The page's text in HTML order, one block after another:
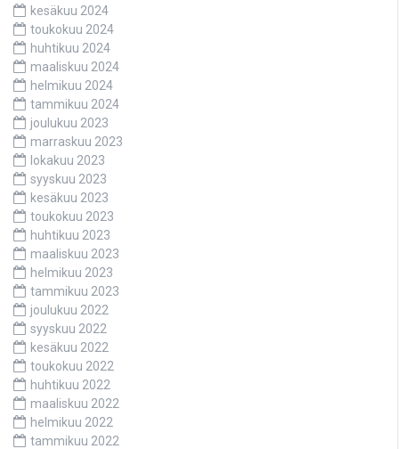
kesäkuu 2024
toukokuu 2024
huhtikuu 2024
maaliskuu 2024
helmikuu 2024
tammikuu 2024
joulukuu 2023
marraskuu 2023
lokakuu 2023
syyskuu 2023
kesäkuu 2023
toukokuu 2023
huhtikuu 2023
maaliskuu 2023
helmikuu 2023
tammikuu 2023
joulukuu 2022
syyskuu 2022
kesäkuu 2022
toukokuu 2022
huhtikuu 2022
maaliskuu 2022
helmikuu 2022
tammikuu 2022